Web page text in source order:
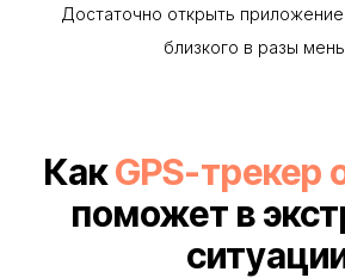
Достаточно открыть
близкого в разы
КакGPS-трекер
поможет в